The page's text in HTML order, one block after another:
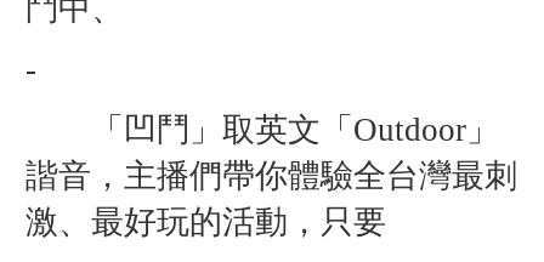
鬥中、
-
「凹鬥」取英文「Outdoor」
諧音，主播們帶你體驗全台灣最刺
激、最好玩的活動，只要